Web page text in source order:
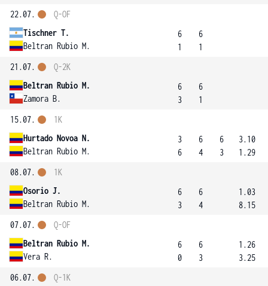
22.07.
Tischner T.
Beltran Rubio M.
Q-OF
6
1
6
1
21.07.
Beltran Rubio M.
Zamora B.
Q-2K
6
3
6
1
15.07.
Hurtado Novoa N.
Beltran Rubio M.
1K
3
6
6
4
6
3
3.10
1.29
08.07.
Osorio J.
Beltran Rubio M.
1K
6
3
6
4
1.03
8.15
07.07.
Beltran Rubio M.
Vera R.
Q-OF
6
0
6
3
1.26
3.25
06.07.
Q-1K